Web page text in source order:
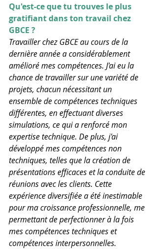
Qu'est-ce que tu trouves le plus
gratifiant dans ton travail chez
GBCE ?
Travailler chez GBCE au cours de la
dernière année a considérablement
amélioré mes compétences. J'ai eu la
chance de travailler sur une variété de
projets, chacun nécessitant un
ensemble de compétences techniques
différentes, en effectuant diverses
simulations, ce qui a renforcé mon
expertise technique. De plus, j'ai
développé mes compétences non
techniques, telles que la création de
présentations efficaces et la conduite de
réunions avec les clients. Cette
expérience diversifiée a été inestimable
pour ma croissance professionnelle, me
permettant de perfectionner à la fois
mes compétences techniques et
compétences interpersonnelles.